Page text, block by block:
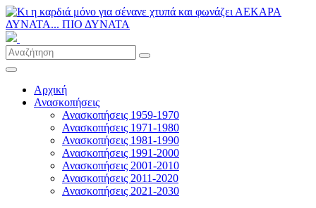
Αρχική
Ανασκοπήσεις
Ανασκοπήσεις 1959-1970
Ανασκοπήσεις 1971-1980
Ανασκοπήσεις 1981-1990
Ανασκοπήσεις 1991-2000
Ανασκοπήσεις 2001-2010
Ανασκοπήσεις 2011-2020
Ανασκοπήσεις 2021-2030